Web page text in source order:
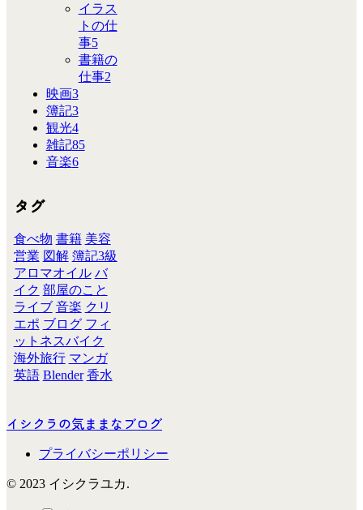
イラス
トの仕
事5
書籍の
仕事2
映画3
簿記3
観光4
雑記85
音楽6
タグ
食べ物 書籍 美容
営業 図解 簿記3級
アロマオイル バ
イク 部屋のこと
ライブ 音楽 クリ
エポ ブログ フィ
ットネスバイク
海外旅行 マンガ
英語 Blender 香水
イシクラの気ままなブログ
プライバシーポリシー
© 2023 イシクラユカ.